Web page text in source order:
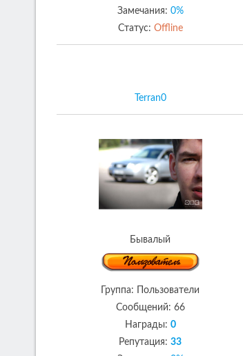
Замечания: 0%
Статус: Offline
Terran0
Бывалый
Группа: Пользователи
Сообщений: 66
Награды: 0
Репутация: 33